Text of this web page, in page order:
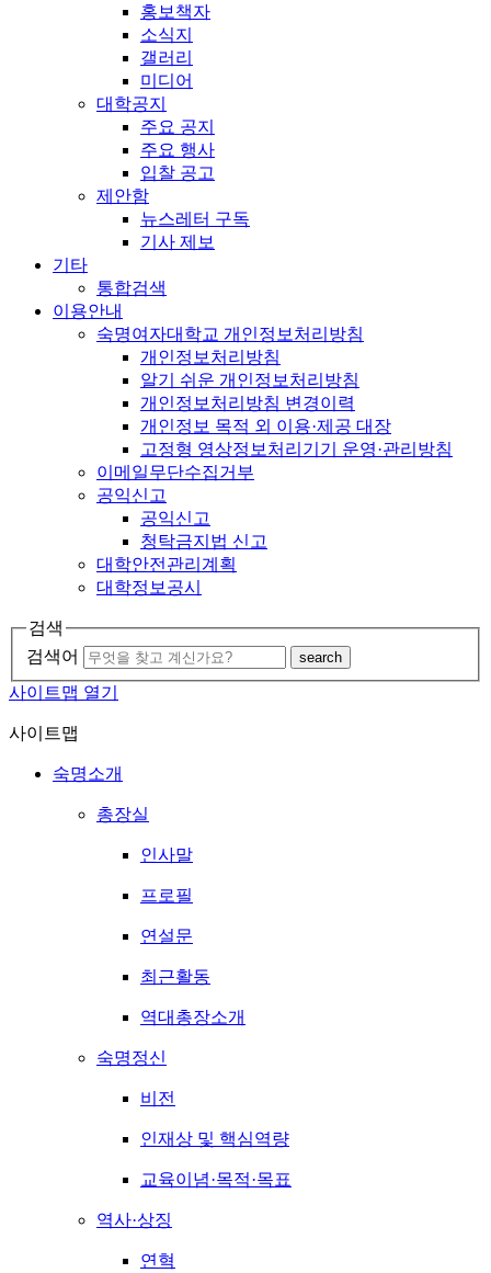
홍보책자
소식지
갤러리
미디어
대학공지
주요 공지
주요 행사
입찰 공고
제안함
뉴스레터 구독
기사 제보
기타
통합검색
이용안내
숙명여자대학교 개인정보처리방침
개인정보처리방침
알기 쉬운 개인정보처리방침
개인정보처리방침 변경이력
개인정보 목적 외 이용·제공 대장
고정형 영상정보처리기기 운영·관리방침
이메일무단수집거부
공익신고
공익신고
청탁금지법 신고
대학안전관리계획
대학정보공시
검색
검색어
search
사이트맵 열기
사이트맵
숙명소개
총장실
인사말
프로필
연설문
최근활동
역대총장소개
숙명정신
비전
인재상 및 핵심역량
교육이념·목적·목표
역사·상징
연혁